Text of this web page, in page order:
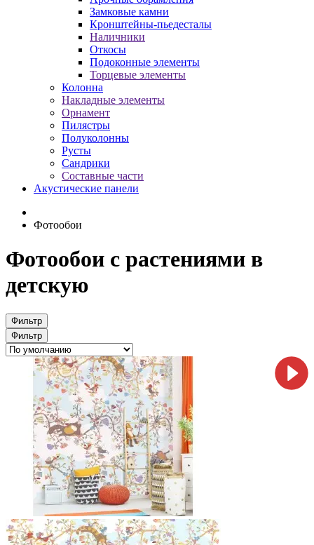
Замковые камни
Кронштейны-пьедесталы
Наличники
Откосы
Подоконные элементы
Торцевые элементы
Колонна
Накладные элементы
Орнамент
Пилястры
Полуколонны
Русты
Сандрики
Составные части
Акустические панели
Фотообои
Фотообои с растениями в
детскую
Фильтр
Фильтр